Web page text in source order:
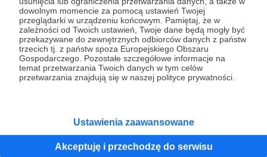
dowolnym momencie za pomocą ustawień Twojej
przeglądarki w urządzeniu końcowym. Pamiętaj, że w
zależności od Twoich ustawień, Twoje dane będą mogły być
przekazywane do zewnętrznych odbiorców danych z państw
trzecich tj. z państw spoza Europejskiego Obszaru
Gospodarczego. Pozostałe szczegółowe informacje na
temat przetwarzania Twoich danych w tym celów
przetwarzania znajdują się w naszej polityce prywatności.
Ustawienia zaawansowane
Akceptuję i przechodzę do serwisu
Marcin Ogdowski
Zobacz profil autora
Zobacz również